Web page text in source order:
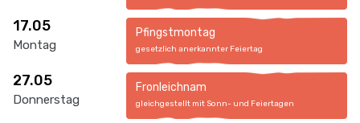
17.05
Montag
Pfingstmontag
gesetzlich anerkannter Feiertag
27.05
Donnerstag
Fronleichnam
gleichgestellt mit Sonn- und Feiertagen